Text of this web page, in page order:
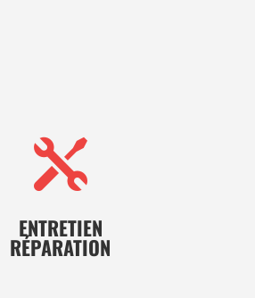

ENTRETIEN
RÉPARATION